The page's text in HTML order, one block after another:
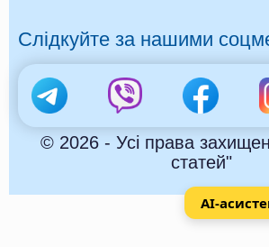
Слідкуйте за нашими
© 2026 - Усі права
статей"
AI-